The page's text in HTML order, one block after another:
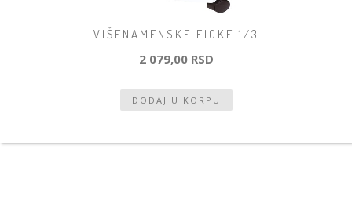
VIŠENAMENSKE FIOKE 1/3
2 079,00 RSD